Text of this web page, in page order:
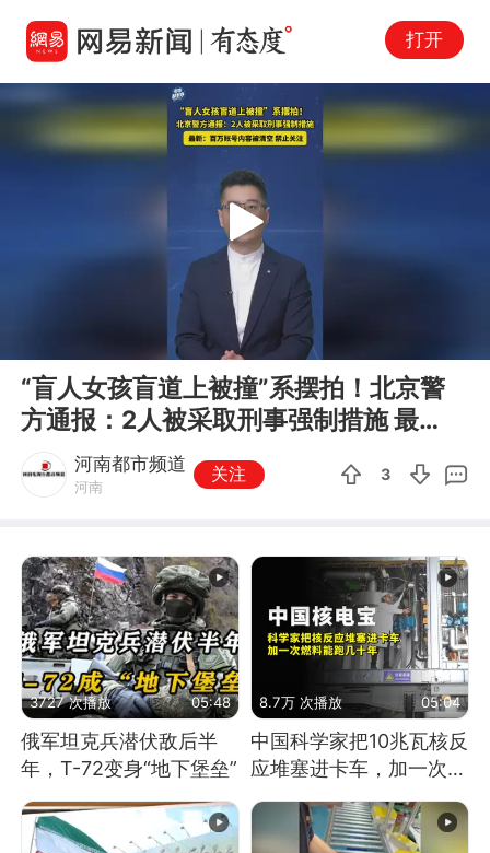
打开
Play
“盲人女孩盲道上被撞”系摆拍！北京警
方通报：2人被采取刑事强制措施 最
新：百万账号内容被清空 禁止关注
河南都市频道
河南
关注 3
3727 次播放 05:48
俄军坦克兵潜伏敌后半
年，T-72变身“地下堡垒”
8.7万 次播放 05:04
中国科学家把10兆瓦核反
应堆塞进卡车，加一次燃
料能跑几十年